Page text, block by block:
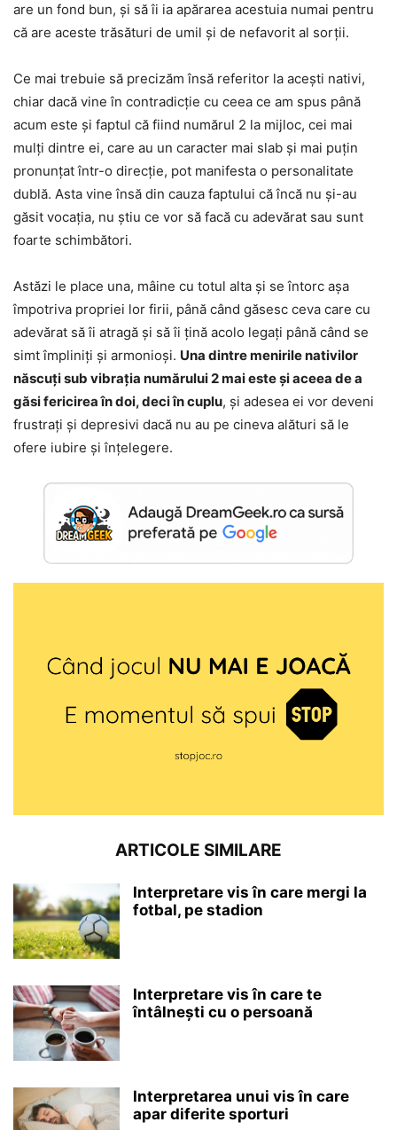
are un fond bun, și să îi ia apărarea acestuia numai pentru
că are aceste trăsături de umil și de nefavorit al sorții.
Ce mai trebuie să precizăm însă referitor la acești nativi,
chiar dacă vine în contradicție cu ceea ce am spus până
acum este și faptul că fiind numărul 2 la mijloc, cei mai
mulți dintre ei, care au un caracter mai slab și mai puțin
pronunțat într-o direcție, pot manifesta o personalitate
dublă. Asta vine însă din cauza faptului că încă nu și-au
găsit vocația, nu știu ce vor să facă cu adevărat sau sunt
foarte schimbători.
Astăzi le place una, mâine cu totul alta și se întorc așa
împotriva propriei lor firii, până când găsesc ceva care cu
adevărat să îi atragă și să îi țină acolo legați până când se
simt împliniți și armonioși. Una dintre menirile nativilor
născuți sub vibrația numărului 2 mai este și aceea de a
găsi fericirea în doi, deci în cuplu, și adesea ei vor deveni
frustrați și depresivi dacă nu au pe cineva alături să le
ofere iubire și înțelegere.
ARTICOLE SIMILARE
Interpretare vis în care mergi la
fotbal, pe stadion
Interpretare vis în care te
întâlnești cu o persoană
Interpretarea unui vis în care
apar diferite sporturi